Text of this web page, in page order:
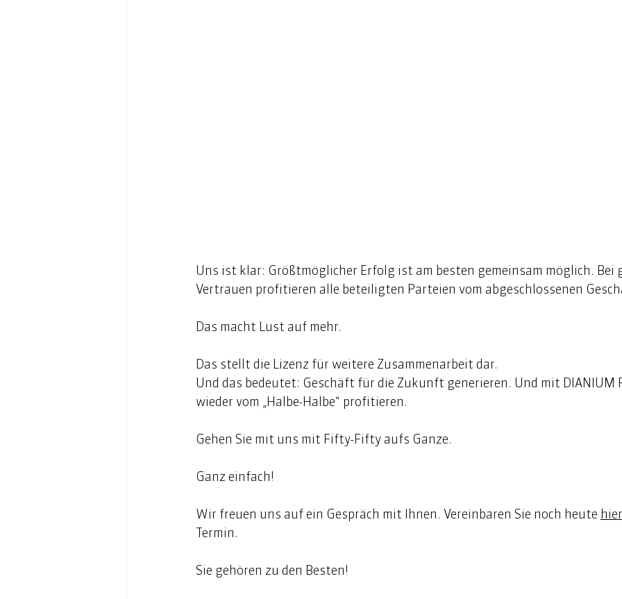
Uns ist klar: Größtmöglicher Erfolg ist am besten gemeinsam möglich. Bei
Vertrauen profitieren alle beteiligten Parteien vom abgeschlossenen
Das macht Lust auf mehr.
Das stellt die Lizenz für weitere Zusammenarbeit dar.
Und das bedeutet: Geschäft für die Zukunft generieren. Und mit DIANIUM
wieder vom „Halbe-Halbe“ profitieren.
Gehen Sie mit uns mit Fifty-Fifty aufs Ganze.
Ganz einfach!
Wir freuen uns auf ein Gespräch mit Ihnen. Vereinbaren Sie noch heute hier
Termin.
Sie gehören zu den Besten!